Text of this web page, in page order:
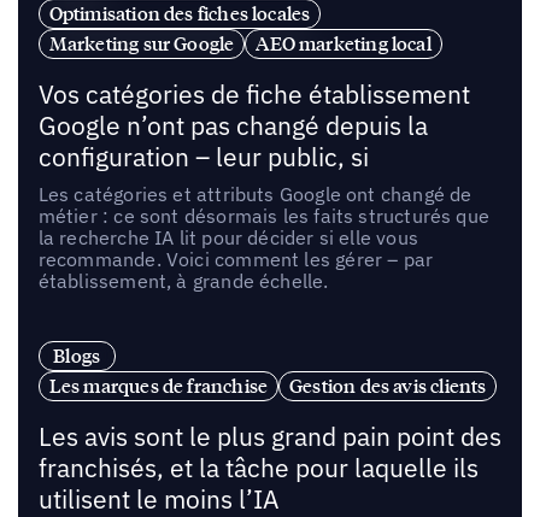
Optimisation des fiches locales
Marketing sur Google
AEO marketing local
Vos catégories de fiche établissement
Google n’ont pas changé depuis la
configuration – leur public, si
Les catégories et attributs Google ont changé de
métier : ce sont désormais les faits structurés que
la recherche IA lit pour décider si elle vous
recommande. Voici comment les gérer – par
établissement, à grande échelle.
Blogs
Les marques de franchise
Gestion des avis clients
Les avis sont le plus grand pain point des
franchisés, et la tâche pour laquelle ils
utilisent le moins l’IA